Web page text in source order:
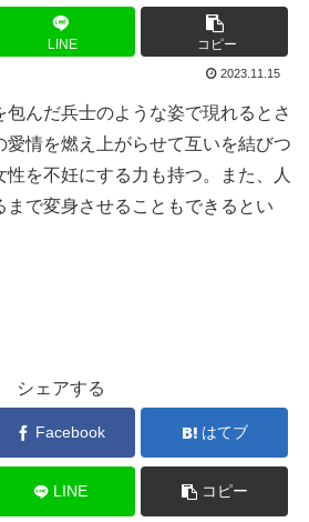
LINE コピー
2023.11.15
んだ兵士のような姿で現れるとさ
愛情を燃え上がらせて互いを結びつ
を不妊にする力も持つ。また、人
まで変身させることもできるとい
シェアする
Facebook はてブ
LINE コピー